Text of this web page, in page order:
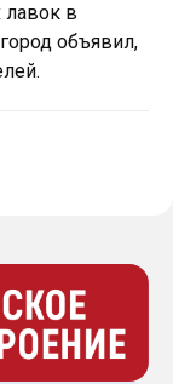
лавок в
объявил,